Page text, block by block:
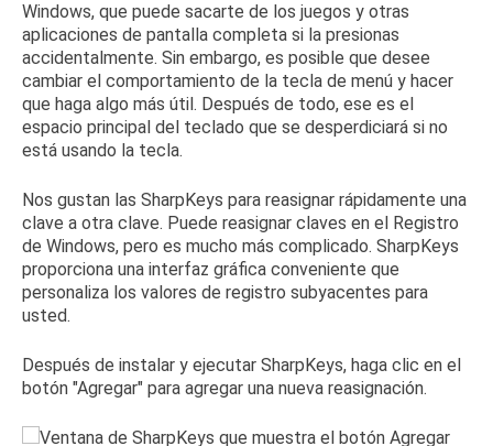
Windows, que puede sacarte de los juegos y otras
aplicaciones de pantalla completa si la presionas
accidentalmente. Sin embargo, es posible que desee
cambiar el comportamiento de la tecla de menú y hacer
que haga algo más útil. Después de todo, ese es el
espacio principal del teclado que se desperdiciará si no
está usando la tecla.
Nos gustan las SharpKeys para reasignar rápidamente una
clave a otra clave. Puede reasignar claves en el Registro
de Windows, pero es mucho más complicado. SharpKeys
proporciona una interfaz gráfica conveniente que
personaliza los valores de registro subyacentes para
usted.
Después de instalar y ejecutar SharpKeys, haga clic en el
botón "Agregar" para agregar una nueva reasignación.